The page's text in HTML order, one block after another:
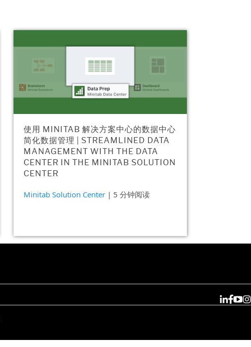
使用 MINITAB 解决方案中心的数据中心
简化数据管理 | STREAMLINED DATA
MANAGEMENT WITH THE DATA
CENTER IN THE MINITAB SOLUTION
CENTER
Minitab Solution Center | 5 分钟阅读